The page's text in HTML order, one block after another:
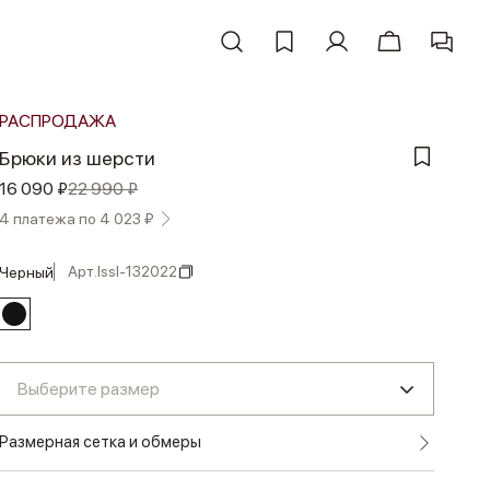
РАСПРОДАЖА
Брюки из шерсти
16 090 ₽22 990 ₽
4 платежа по 4 023 ₽
черный Арт.lssl-132022
Выберите размер
Размерная сетка и обмеры